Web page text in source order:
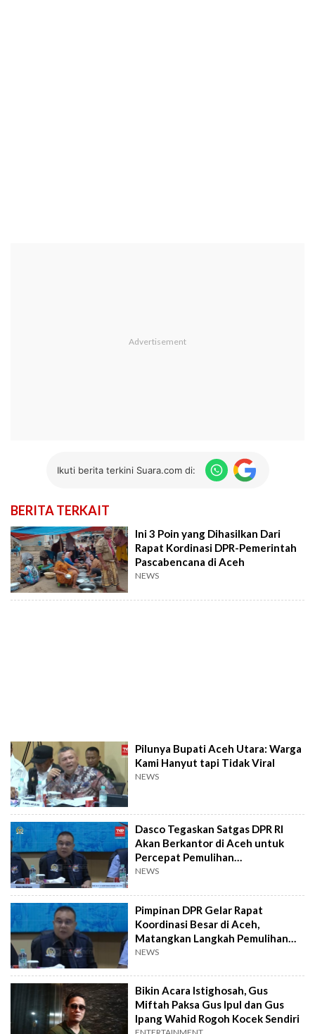
Ikuti berita terkini Suara.com di:
BERITA TERKAIT
Ini 3 Poin yang Dihasilkan Dari
Rapat Kordinasi DPR-Pemerintah
Pascabencana di Aceh
NEWS
Pilunya Bupati Aceh Utara: Warga
Kami Hanyut tapi Tidak Viral
NEWS
Dasco Tegaskan Satgas DPR RI
Akan Berkantor di Aceh untuk
Percepat Pemulihan
Pascabencana
NEWS
Pimpinan DPR Gelar Rapat
Koordinasi Besar di Aceh,
Matangkan Langkah Pemulihan
Pascabencana 2026
NEWS
Bikin Acara Istighosah, Gus
Miftah Paksa Gus Ipul dan Gus
Ipang Wahid Rogoh Kocek Sendiri